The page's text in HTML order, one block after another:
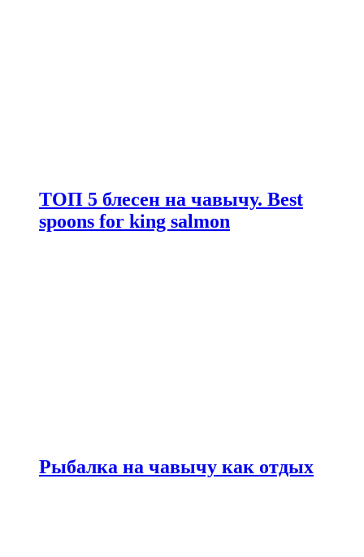
ТОП 5 блесен на чавычу. Best
spoons for king salmon
Рыбалка на чавычу как отдых